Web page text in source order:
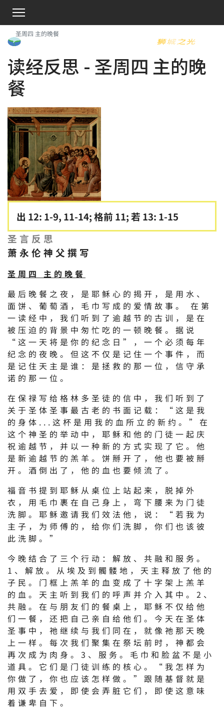
圣周四 主的晚餐
读经反思 - 圣周四 主的晚
餐
出 12: 1-9, 11-14; 格前 11; 若 13: 1-15
圣言反思
萧永伦神父撰写
圣周四 主的晚餐
最后晚餐之夜，是耶稣心的揭开，是用水、
面饼、葡萄酒，毛巾写成的爱情故事。 在第
一读经中，我们听到了逾越节的古训，是在
被压迫的背景中匆忙吃的一顿晚餐。据说
“这一天将是你的纪念日”，一个必须每年
纪念的夜晚。但这不仅是记住一个事件，而
是记住天主是谁：是拯救的那一位，信守承
诺的那一位。
在保禄写给格林多圣徒的信中，我们听到了
关于圣体圣事最古老的书面记载：“这是我
的身体...这杯是用我的血所立的新约。”在
这个神圣的举动中，耶稣和他的门徒一起庆
祝逾越节，并以一种新的方式实现了它。他
是新逾越节的羔羊。饼掰开了，他也要被掰
开。酒倒出了，他的血也要倾流了。
福音书提到耶稣从桌位上站起来，脱掉外
衣，用毛巾裹在自己身上，弯下腰来为门徒
洗脚。耶稣邀请我们效法他，说：“若我为
主子，为师傅的，给你们洗脚，你们也该彼
此洗脚。”
今晚结合了三个行动：解放、共融和服务。
1、解放。从埃及到髑髅地，天主释放了他的
子民。门框上羔羊的血变成了十字架上羔羊
的血。天主听到我们的呼声并介入其中。2、
共融。在与朋友们的餐桌上，耶稣不仅给他
们一餐，还把自己亲自给他们。今天在圣体
圣事中，祂继续与我们同在，就像祂那天晚
上一样。每次我们聚集在祭坛前时，神都会
再次成为肉身。3、服务。毛巾和脸盆不是小
道具。它们是门徒训练的核心。“我怎样为
你做了，你也应该怎样做。”跟随基督就是
用双手去爱，即使会弄脏它们，即使这意味
着谦卑自下。